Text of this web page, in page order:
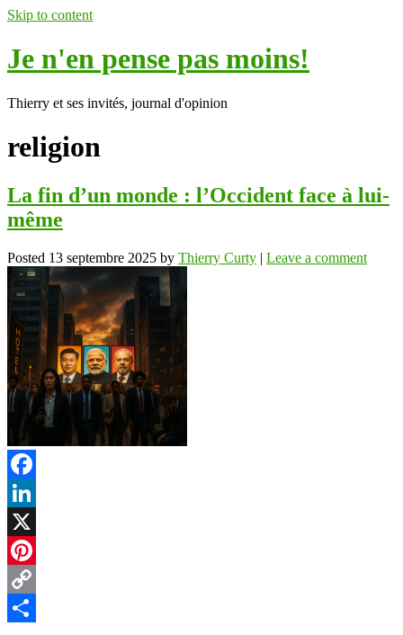
Skip to content
Je n'en pense pas moins!
Thierry et ses invités, journal d'opinion
religion
La fin d’un monde : l’Occident face à lui-
même
Posted 13 septembre 2025 by Thierry Curty | Leave a comment
Facebook
LinkedIn
X
Pinterest
Copy